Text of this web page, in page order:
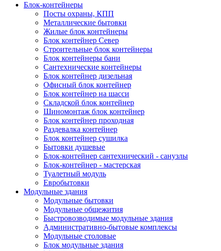
Блок-контейнеры
Посты охраны, КПП
Металлические бытовки
Жилые блок контейнеры
Блок контейнер Север
Строительные блок контейнеры
Блок контейнеры бани
Сантехнические контейнеры
Блок контейнер дизельная
Офисный блок контейнер
Блок контейнер на шасси
Складской блок контейнер
Шиномонтаж блок контейнер
Блок контейнер проходная
Раздевалка контейнер
Блок контейнер сушилка
Бытовки душевые
Блок-контейнер сантехнический - санузлы
Блок-контейнер - мастерская
Туалетный модуль
Евробытовки
Модульные здания
Модульные бытовки
Модульные общежития
Быстровозводимые модульные здания
Административно-бытовые комплексы
Модульные столовые
Блок модульные здания